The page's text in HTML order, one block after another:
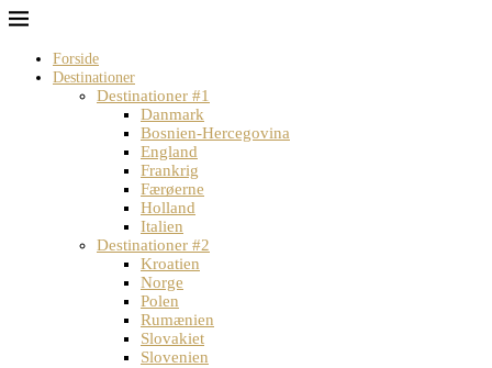
Forside
Destinationer
Destinationer #1
Danmark
Bosnien-Hercegovina
England
Frankrig
Færøerne
Holland
Italien
Destinationer #2
Kroatien
Norge
Polen
Rumænien
Slovakiet
Slovenien